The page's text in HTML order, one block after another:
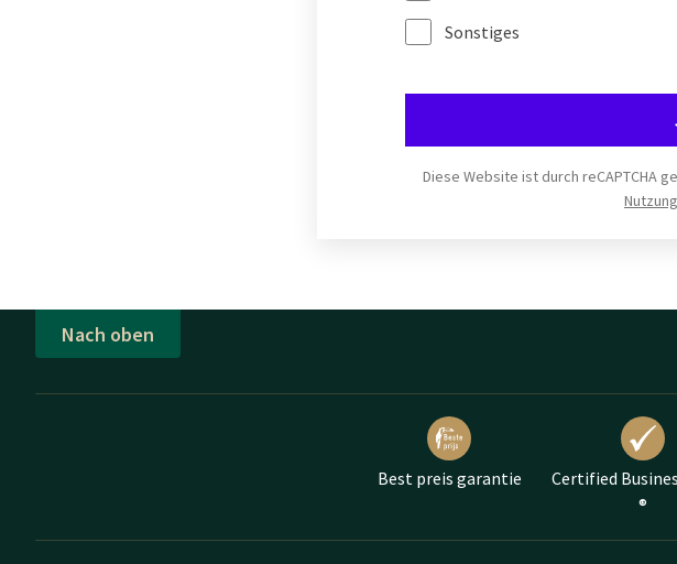
Sonstiges
Diese Website ist durch reCAPTCHA
Nach oben
Best preis garantie
Certified
®